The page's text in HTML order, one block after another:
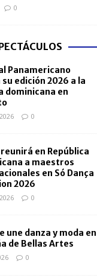
0
Panamericano
su edición 2026 a la
dominicana en
0
en República
a maestros
en Só Dança
2026
0
une danza y moda en
de Bellas Artes
0